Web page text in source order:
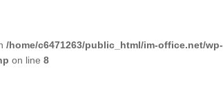
/home/c6471263/public_html/im-office.net/wp-
on line 8